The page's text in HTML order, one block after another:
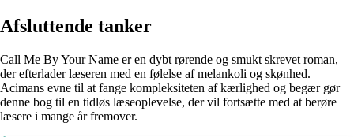
Afsluttende tanker
Call Me By Your Name er en dybt rørende og smukt skrevet roman,
der efterlader læseren med en følelse af melankoli og skønhed.
Acimans evne til at fange kompleksiteten af kærlighed og begær gør
denne bog til en tidløs læseoplevelse, der vil fortsætte med at berøre
læsere i mange år fremover.